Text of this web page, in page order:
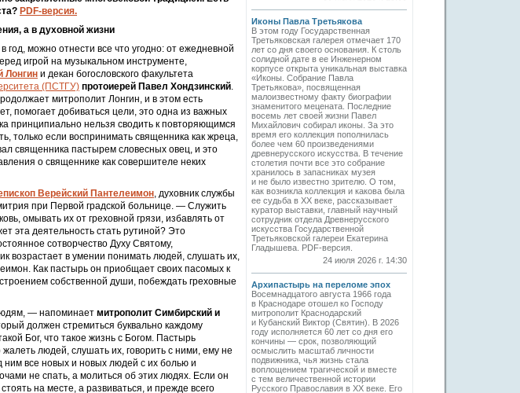
PDF-версия.
а в духовной жизни
год, можно отнести все что угодно: от ежедневной
игрой на музыкальном инструменте,
Лонгин и декан богословского факультета
(ПСТГУ) протоиерей Павел Хондзинский.
митро­полит Лонгин, и в этом есть
помогает добиваться цели, это одна из важных
принципиально нельзя сводить к повторяющимся
только если воспринимать священника как жреца,
священника пастырем словесных овец, и это
о священнике как совершителе неких
Верейский Пантелеимон, духовник службы
при Первой градской больнице. — Служить
омывать их от греховной грязи, избавлять от
эта деятельность стать рутиной? Это
сотворчество Духу Святому,
возрастает в умении понимать людей, слушать их,
Как пастырь он приобщает своих пасомых к
собственной души, побеждать греховные
— напоминает митрополит Симбирский и
должен стремиться буквально каждому
Бог, что такое жизнь с Богом. Пастырь
людей, слушать их, говорить с ними, ему не
ним все новых и новых людей с их болью и
не спать, а молиться об этих людях. Если он
на месте, а развиваться, и прежде всего
Иконы Павла Третьякова
В этом году Государственная
Третьяковская галерея отмечает 170
лет со дня своего основания. К столь
солидной дате в ее Инженерном
корпусе открыта уникальная выставка
«Иконы. Собрание Павла
Третьякова», посвященная
малоизвестному факту биографии
знаменитого мецената. Последние
восемь лет своей жизни Павел
Михайлович собирал иконы. За это
время его коллекция пополнилась
более чем 60 произведениями
древнерусского искусства. В течение
столетия почти все это собрание
хранилось в запасниках музея
и не было известно зрителю. О том,
как возникла коллекция и какова была
ее судьба в ХХ веке, рассказывает
куратор выставки, главный научный
сотрудник отдела Древнерусского
искусства Государственной
Третьяковской галереи Екатерина
Гладышева. PDF-версия.
24 июля 2026 г. 14:30
Архипастырь на переломе эпох
Восемнадцатого августа 1966 года
в Краснодаре отошел ко Господу
митрополит Краснодарский
и Кубанский Виктор (Святин). В 2026
году исполняется 60 лет со дня его
кончины — срок, позволяющий
осмыслить масштаб личности
подвижника, чья жизнь стала
воплощением трагической и вместе
с тем величественной истории
Русского Православия в XX веке. Его